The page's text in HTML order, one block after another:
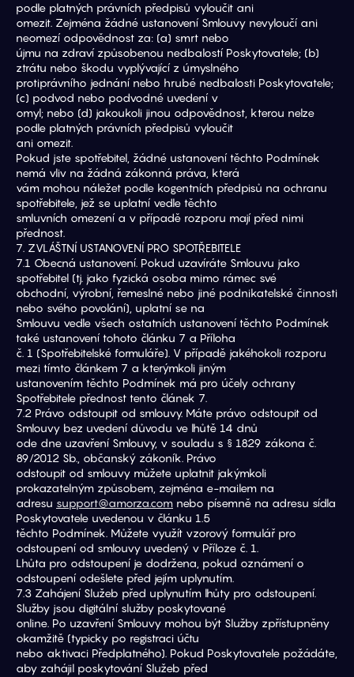
podle platných právních předpisů vyloučit ani
omezit. Zejména žádné ustanovení Smlouvy nevyloučí ani
neomezí odpovědnost za: (a) smrt nebo
újmu na zdraví způsobenou nedbalostí Poskytovatele; (b)
ztrátu nebo škodu vyplývající z úmyslného
protiprávního jednání nebo hrubé nedbalosti Poskytovatele;
(c) podvod nebo podvodné uvedení v
omyl; nebo (d) jakoukoli jinou odpovědnost, kterou nelze
podle platných právních předpisů vyloučit
ani omezit.
Pokud jste spotřebitel, žádné ustanovení těchto Podmínek
nemá vliv na žádná zákonná práva, která
vám mohou náležet podle kogentních předpisů na ochranu
spotřebitele, jež se uplatní vedle těchto
smluvních omezení a v případě rozporu mají před nimi
přednost.
7. ZVLÁŠTNÍ USTANOVENÍ PRO SPOTŘEBITELE
7.1 Obecná ustanovení. Pokud uzavíráte Smlouvu jako
spotřebitel (tj. jako fyzická osoba mimo rámec své
obchodní, výrobní, řemeslné nebo jiné podnikatelské činnosti
nebo svého povolání), uplatní se na
Smlouvu vedle všech ostatních ustanovení těchto Podmínek
také ustanovení tohoto článku 7 a Příloha
č. 1 (Spotřebitelské formuláře). V případě jakéhokoli rozporu
mezi tímto článkem 7 a kterýmkoli jiným
ustanovením těchto Podmínek má pro účely ochrany
Spotřebitele přednost tento článek 7.
7.2 Právo odstoupit od smlouvy. Máte právo odstoupit od
Smlouvy bez uvedení důvodu ve lhůtě 14 dnů
ode dne uzavření Smlouvy, v souladu s § 1829 zákona č.
89/2012 Sb., občanský zákoník. Právo
odstoupit od smlouvy můžete uplatnit jakýmkoli
prokazatelným způsobem, zejména e-mailem na
adresu support@amorza.com nebo písemně na adresu sídla
Poskytovatele uvedenou v článku 1.5
těchto Podmínek. Můžete využít vzorový formulář pro
odstoupení od smlouvy uvedený v Příloze č. 1.
Lhůta pro odstoupení je dodržena, pokud oznámení o
odstoupení odešlete před jejím uplynutím.
7.3 Zahájení Služeb před uplynutím lhůty pro odstoupení.
Služby jsou digitální služby poskytované
online. Po uzavření Smlouvy mohou být Služby zpřístupněny
okamžitě (typicky po registraci účtu
nebo aktivaci Předplatného). Pokud Poskytovatele požádáte,
aby zahájil poskytování Služeb před